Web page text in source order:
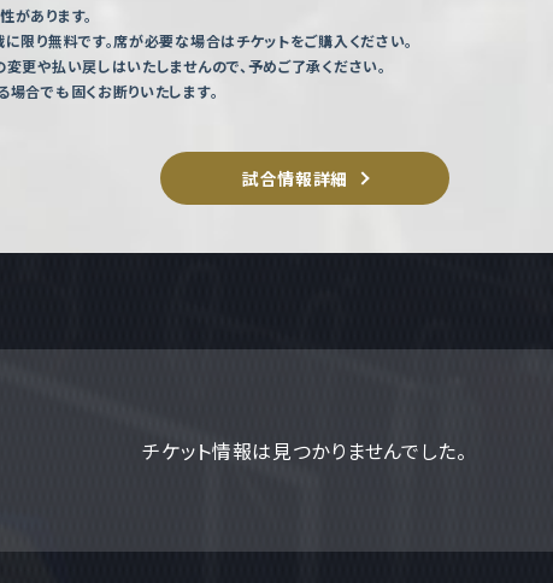
あります。
り無料です。席が必要な場合はチケットをご購入ください。
更や払い戻しはいたしませんので、予めご了承ください。
合でも固くお断りいたします。
試合情報詳細
チケット情報は見つかりませんでした。